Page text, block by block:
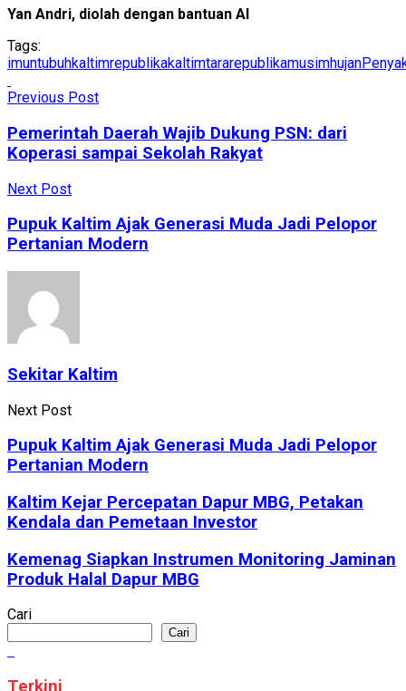
Yan Andri, diolah dengan bantuan AI
Tags:
imuntubuhkaltimrepublikakaltimtararepublikamusimhujan
Previous Post
Pemerintah Daerah Wajib Dukung PSN: dari
Koperasi sampai Sekolah Rakyat
Next Post
Pupuk Kaltim Ajak Generasi Muda Jadi Pelopor
Pertanian Modern
Sekitar Kaltim
Next Post
Pupuk Kaltim Ajak Generasi Muda Jadi Pelopor
Pertanian Modern
Kaltim Kejar Percepatan Dapur MBG, Petakan
Kendala dan Pemetaan Investor
Kemenag Siapkan Instrumen Monitoring Jaminan
Produk Halal Dapur MBG
Cari
Cari
Terkini